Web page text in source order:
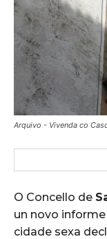
Arquivo - Vivenda co
O Concello de
un novo
cidade sexa